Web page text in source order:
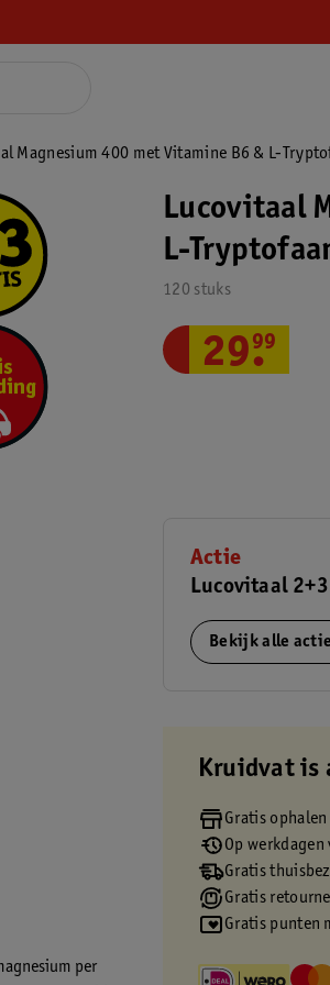
Magnesium 400 met Vitamine B6 & L-
per
Lucovitaal
L-
120 stuks
29.
99
Actie
Lucovitaal
Bekijk alle
Kruidvat is
Gratis
Op
Gratis
Gratis
Gratis punten